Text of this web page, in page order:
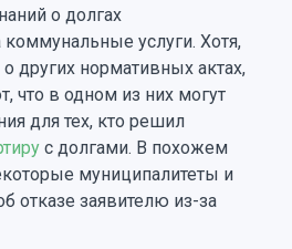
о долгах
услуги. Хотя,
других нормативных актах,
что в одном из них могут
для тех, кто решил
с долгами. В похожем
муниципалитеты и
отказе заявителю из-за